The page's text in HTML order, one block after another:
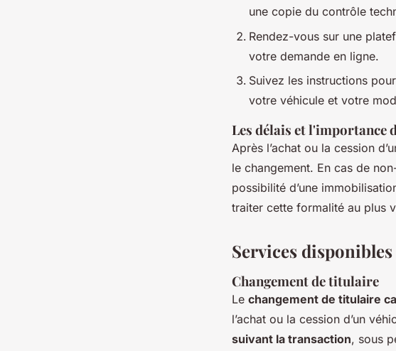
une copie du contrôle
Rendez-vous sur une
votre demande en ligne.
Suivez les instructions
votre véhicule et votre
Les délais et l'importance
Après l’achat ou la cession
le changement. En cas de
possibilité d’une
traiter cette formalité au plus
Services
Changement de titulaire
Le changement de titulaire
l’achat ou la cession d’un
suivant la transaction, sous